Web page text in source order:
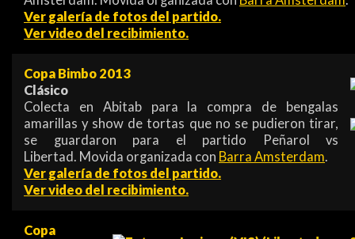
Ver galería de fotos del partido.
Ver video del recibimiento.
Copa Bimbo 2013
Clásico
Colecta en Abitab para la compra de bengalas
amarillas y show de tortas que no se pudieron tirar,
se guardaron para el partido Peñarol vs
Libertad. Movida organizada con Barra Amsterdam.
Ver galería de fotos del partido.
Ver video del recibimiento.
Copa